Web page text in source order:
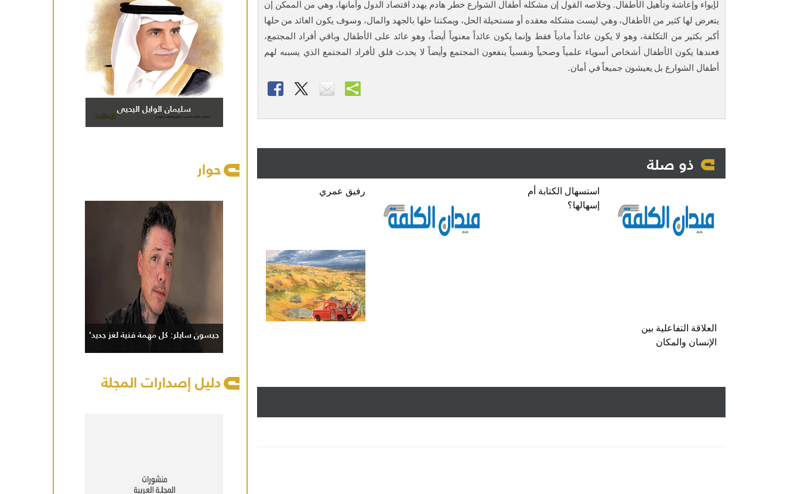
لإيواء وإعاشة وتأهيل الأطفال. وخلاصه القول إن مشكله أطفال الشوارع خطر هادم يهدد اقتصاد الدول وأمانها، وهي من الممكن إن
يتعرض لها كثير من الأطفال، وهي ليست مشكله معقده أو مستحيلة الحل، ويمكننا حلها بالجهد والمال، وسوف يكون العائد من حلها
أكبر بكثير من التكلفة، وهو لا يكون عائداً مادياً فقط وإنما يكون عائداً معنوياً أيضاً، وهو عائد على الأطفال وباقي أفراد المجتمع،
فعندها يكون الأطفال أشخاص أسوياء علمياً وصحياً ونفسياً ينفعون المجتمع وأيضاً لا يحدث قلق لأفراد المجتمع الذي يسببه لهم
أطفال الشوارع بل يعيشون جميعاً في أمان.
ذو صلة
استسهال الكتابة أم
إسهالها؟
رفيق عمري
العلاقة التفاعلية بين
الإنسان والمكان
سليمان الوايل اليحيى
حوار
جيسون سايلر: كل مهمة فنية لغز جديد'
دليل إصدارات المجلة